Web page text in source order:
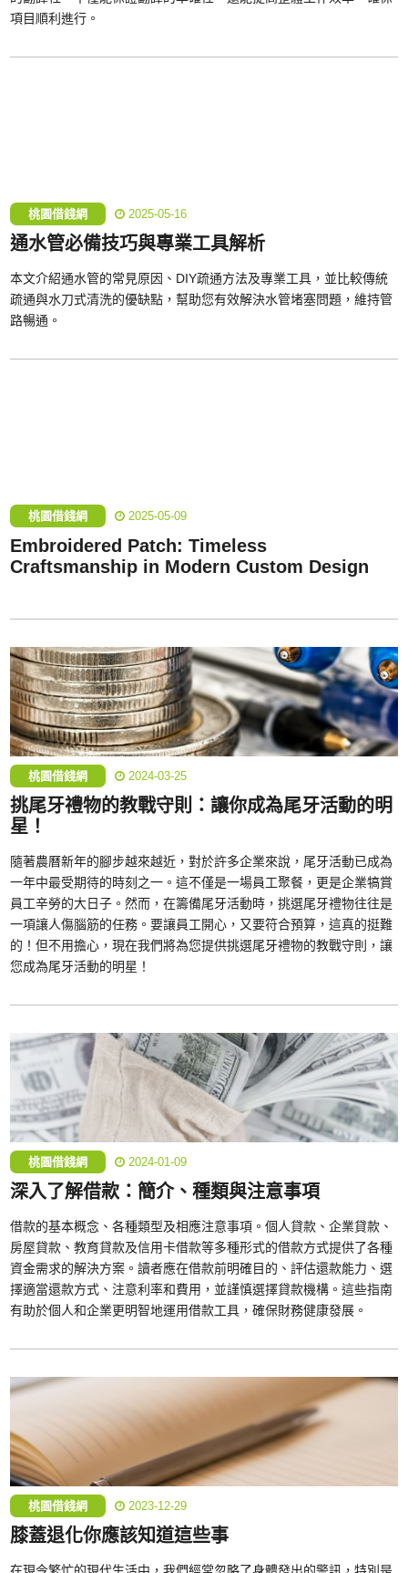
項目順利進行。
桃園借錢網 2025-05-16
通水管必備技巧與專業工具解析
本文介紹通水管的常見原因、DIY疏通方法及專業工具，並比較傳統
疏通與水刀式清洗的優缺點，幫助您有效解決水管堵塞問題，維持管
路暢通。
桃園借錢網 2025-05-09
Embroidered Patch: Timeless
Craftsmanship in Modern Custom Design
桃園借錢網 2024-03-25
挑尾牙禮物的教戰守則：讓你成為尾牙活動的明
星！
隨著農曆新年的腳步越來越近，對於許多企業來說，尾牙活動已成為
一年中最受期待的時刻之一。這不僅是一場員工聚餐，更是企業犒賞
員工辛勞的大日子。然而，在籌備尾牙活動時，挑選尾牙禮物往往是
一項讓人傷腦筋的任務。要讓員工開心，又要符合預算，這真的挺難
的！但不用擔心，現在我們將為您提供挑選尾牙禮物的教戰守則，讓
您成為尾牙活動的明星！
桃園借錢網 2024-01-09
深入了解借款：簡介、種類與注意事項
借款的基本概念、各種類型及相應注意事項。個人貸款、企業貸款、
房屋貸款、教育貸款及信用卡借款等多種形式的借款方式提供了各種
資金需求的解決方案。讀者應在借款前明確目的、評估還款能力、選
擇適當還款方式、注意利率和費用，並謹慎選擇貸款機構。這些指南
有助於個人和企業更明智地運用借款工具，確保財務健康發展。
桃園借錢網 2023-12-29
膝蓋退化你應該知道這些事